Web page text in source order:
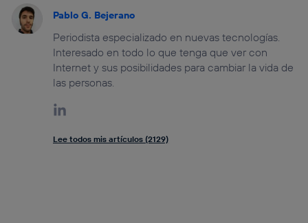
Pablo G. Bejerano
Periodista especializado en nuevas tecnologías.
Interesado en todo lo que tenga que ver con
Internet y sus posibilidades para cambiar la vida de
las personas.
Lee todos mis artículos (2129)